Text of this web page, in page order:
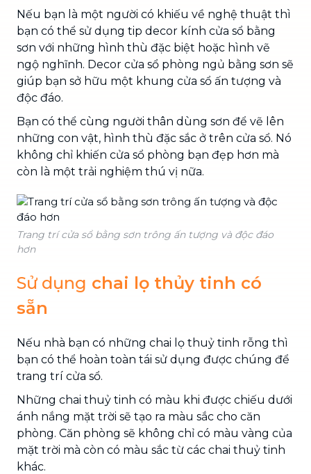
Nếu bạn là một người có khiếu về nghệ thuật thì
bạn có thể sử dụng tip decor kính cửa sổ bằng
sơn với những hình thù đặc biệt hoặc hình vẽ
ngộ nghĩnh. Decor cửa sổ phòng ngủ bằng sơn sẽ
giúp bạn sở hữu một khung cửa sổ ấn tượng và
độc đáo.
Bạn có thể cùng người thân dùng sơn để vẽ lên
những con vật, hình thù đặc sắc ở trên cửa sổ. Nó
không chỉ khiến cửa sổ phòng bạn đẹp hơn mà
còn là một trải nghiệm thú vị nữa.
Trang trí cửa sổ bằng sơn trông ấn tượng và độc đáo
hơn
Sử dụng chai lọ thủy tinh có
sẵn
Nếu nhà bạn có những chai lọ thuỷ tinh rỗng thì
bạn có thể hoàn toàn tái sử dụng được chúng để
trang trí cửa sổ.
Những chai thuỷ tinh có màu khi được chiếu dưới
ánh nắng mặt trời sẽ tạo ra màu sắc cho căn
phòng. Căn phòng sẽ không chỉ có màu vàng của
mặt trời mà còn có màu sắc từ các chai thuỷ tinh
khác.